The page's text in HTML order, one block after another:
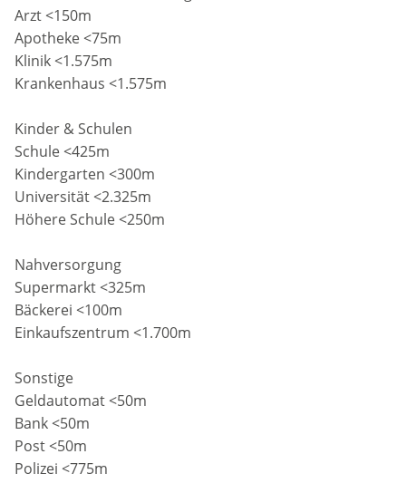
Arzt <150m
Apotheke <75m
Klinik <1.575m
Krankenhaus <1.575m
Kinder & Schulen
Schule <425m
Kindergarten <300m
Universität <2.325m
Höhere Schule <250m
Nahversorgung
Supermarkt <325m
Bäckerei <100m
Einkaufszentrum <1.700m
Sonstige
Geldautomat <50m
Bank <50m
Post <50m
Polizei <775m